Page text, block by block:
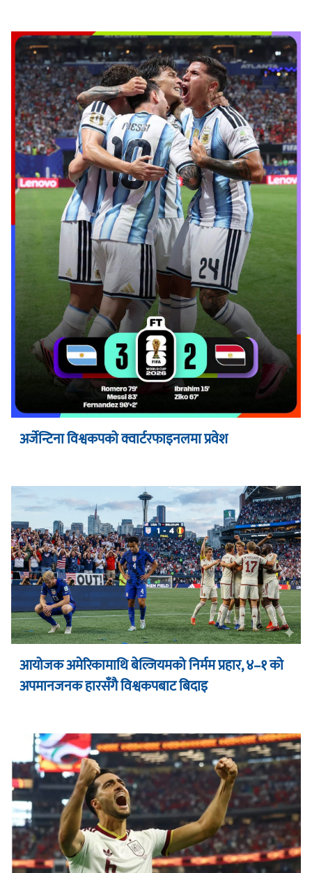
अर्जेन्टिना विश्वकपको क्वार्टरफाइनलमा प्रवेश
आयोजक अमेरिकामाथि बेल्जियमको निर्मम प्रहार, ४–१ को
अपमानजनक हारसँगै विश्वकपबाट बिदाइ